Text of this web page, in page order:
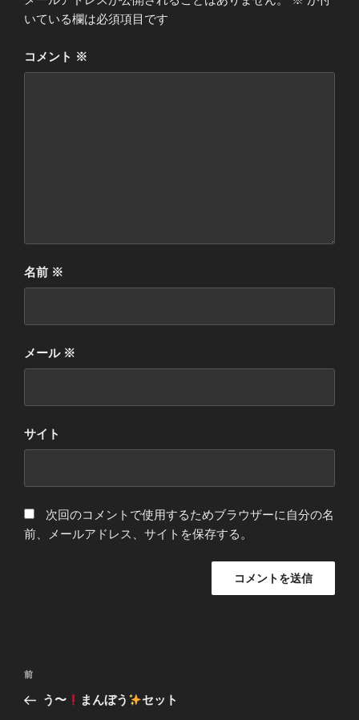
いている欄は必須項目です
コメント ※
名前 ※
メール ※
サイト
次回のコメントで使用するためブラウザーに自分の名
前、メールアドレス、サイトを保存する。
投
ナ
前
の
前
う〜 まんぼう セット